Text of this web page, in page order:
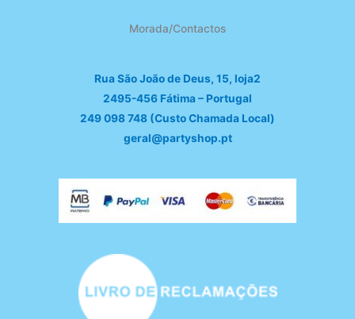
Morada/Contactos
Rua São João de Deus, 15, loja2
2495-456 Fátima – Portugal
249 098 748 (Custo Chamada Local)
geral@partyshop.pt